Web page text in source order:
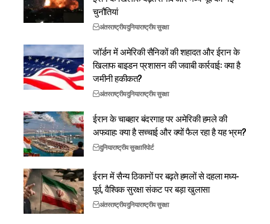
चुनौतियां
अंतरराष्ट्रीयदुनियाराष्ट्रीय सुरक्षा
जॉर्डन में अमेरिकी सैनिकों की शहादत और ईरान के
खिलाफ बाइडन प्रशासन की जवाबी कार्रवाई: क्या है
जमीनी हकीकत?
अंतरराष्ट्रीयदुनियाराष्ट्रीय सुरक्षा
ईरान के चाबहार बंदरगाह पर अमेरिकी हमले की
अफवाह: क्या है सच्चाई और क्यों फैल रहा है यह भ्रम?
दुनियाराष्ट्रीय सुरक्षारिपोर्ट
ईरान में सैन्य ठिकानों पर बढ़ते हमलों से दहला मध्य-
पूर्व, वैश्विक सुरक्षा संकट पर बड़ा खुलासा
अंतरराष्ट्रीयदुनियाराष्ट्रीय सुरक्षा